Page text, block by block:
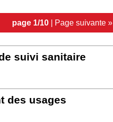
page 1/10| Page suivante »
suivi sanitaire
des usages